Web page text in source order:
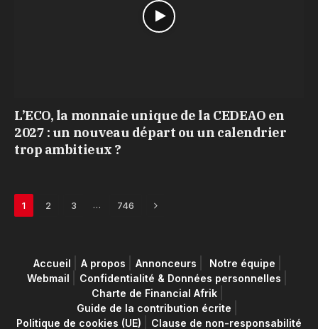
L’ECO, la monnaie unique de la CEDEAO en
2027 : un nouveau départ ou un calendrier
trop ambitieux ?
1 2 3 … 746 Next
Accueil A propos Annonceurs
Notre équipe
Webmail
Confidentialité & Données personnelles
Charte de Financial Afrik
Guide de la contribution écrite
Politique de cookies (UE)
Clause de non-responsabilité